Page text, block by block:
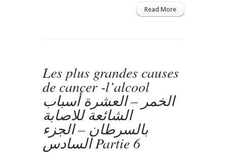
gastro
casa
casa
العشرة
أسباب
الشائعة
للاصابة
Read More
Les plus grandes causes
de cancer -l’alcool
الخمر – العشرة أسباب
الشائعة للاصابة
بالسرطان – الجزء
السادس Partie 6